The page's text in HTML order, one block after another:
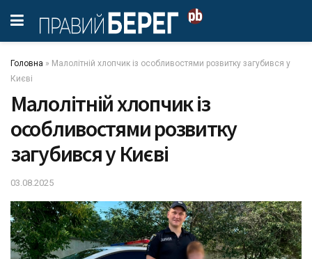
Головна » Малолітній хлопчик із особливостями розвитку загубився у
Києві
Малолітній хлопчик із
особливостями розвитку
загубився у Києві
03.08.2025